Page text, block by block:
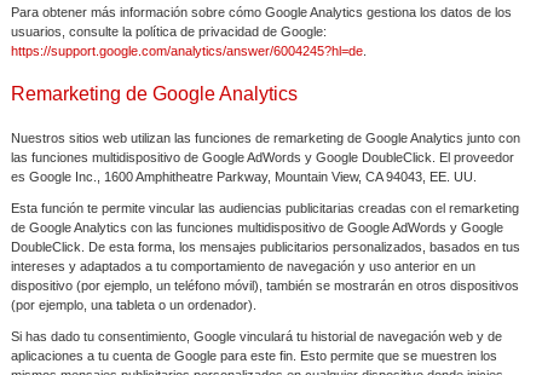
Para obtener más información sobre cómo Google Analytics gestiona los datos de los
usuarios, consulte la política de privacidad de Google:
https://support.google.com/analytics/answer/6004245?hl=de.
Remarketing de Google Analytics
Nuestros sitios web utilizan las funciones de remarketing de Google Analytics junto con
las funciones multidispositivo de Google AdWords y Google DoubleClick. El proveedor
es Google Inc., 1600 Amphitheatre Parkway, Mountain View, CA 94043, EE. UU.
Esta función te permite vincular las audiencias publicitarias creadas con el remarketing
de Google Analytics con las funciones multidispositivo de Google AdWords y Google
DoubleClick. De esta forma, los mensajes publicitarios personalizados, basados ​​en tus
intereses y adaptados a tu comportamiento de navegación y uso anterior en un
dispositivo (por ejemplo, un teléfono móvil), también se mostrarán en otros dispositivos
(por ejemplo, una tableta o un ordenador).
Si has dado tu consentimiento, Google vinculará tu historial de navegación web y de
aplicaciones a tu cuenta de Google para este fin. Esto permite que se muestren los